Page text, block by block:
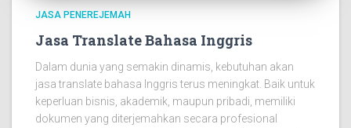
JASA PENEREJEMAH
Jasa Translate Bahasa Inggris
Dalam dunia yang semakin dinamis, kebutuhan akan
jasa translate bahasa Inggris terus meningkat. Baik untuk
keperluan bisnis, akademik, maupun pribadi, memiliki
dokumen yang diterjemahkan secara profesional